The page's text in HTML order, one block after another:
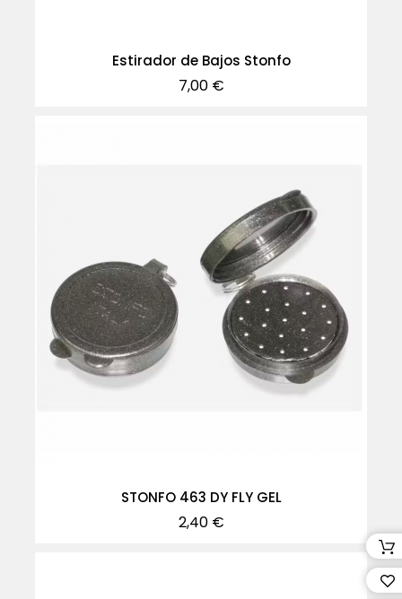
Estirador de Bajos Stonfo
Precio
7,00 €
STONFO 463 DY FLY GEL
Precio
2,40 €